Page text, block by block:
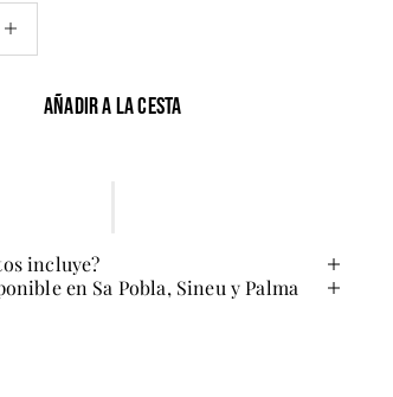
Añadir a la cesta
incluye?
en Sa Pobla, Sineu y Palma